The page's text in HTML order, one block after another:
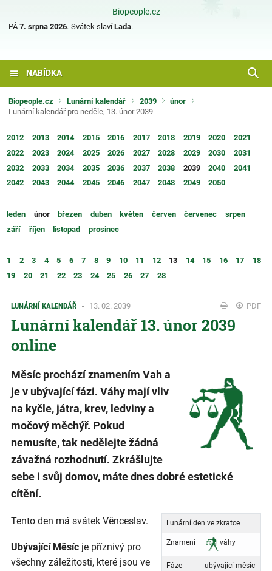
Biopeople.cz
PÁ 7. srpna 2026. Svátek slavíLada.
NABÍDKA
Biopeople.cz Lunární kalendář 2039
únor
Lunární kalendář pro neděle, 13. únor 2039
2012 2013 2014 2015 2016 2017 2018 2019 2020
2021
2022
2023 2024 2025 2026 2027 2028 2029 2030
2031
2032
2033 2034 2035 2036 2037 2038 2039 2040
2041
2042
2043 2044 2045 2046 2047 2048 2049 2050
leden únor březen duben květen červen červenec
srpen
září
říjen listopad prosinec
1 2 3 4 5 6 7 8 9 10 11 12 13 14 15 16 17
18
19
20 21 22 23 24 25 26 27 28
LUNÁRNÍ KALENDÁŘ 13. 02. 2039 PDF
Lunární kalendář 13. únor 2039
online
Měsíc prochází znamením Vah a
je v ubývající fázi. Váhy mají vliv
na kyčle, játra, krev, ledviny a
močový měchýř. Pokud
nemusíte, tak nedělejte žádná
závažná rozhodnutí. Zkrášlujte
sebe i svůj domov, máte dnes dobré estetické
cítění.
Tento den má svátek Věnceslav. Lunární den ve zkratce
Znamení váhy
Fáze ubývající měsíc
Ubývající Měsíc je příznivý pro
všechny záležitosti, které jsou ve